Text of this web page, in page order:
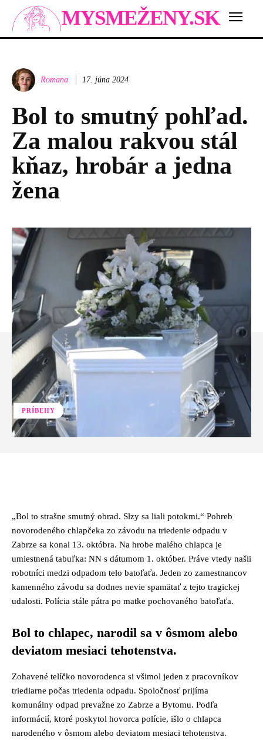
MYSMEŽENY.SK
Romana 17. júna 2024
Bol to smutný pohľad.
Za malou rakvou stál
kňaz, hrobár a jedna
žena
PRÍBEHY
„Bol to strašne smutný obrad. Slzy sa liali potokmi.“ Pohreb
novorodeného chlapčeka zo závodu na triedenie odpadu v
Zabrze sa konal 13. októbra. Na hrobe malého chlapca je
umiestnená tabuľka: NN s dátumom 1. október. Práve vtedy našli
robotníci medzi odpadom telo batoľaťa. Jeden zo zamestnancov
kamenného závodu sa dodnes nevie spamätať z tejto tragickej
udalosti. Polícia stále pátra po matke pochovaného batoľaťa.
Bol to chlapec, narodil sa v ôsmom alebo
deviatom mesiaci tehotenstva.
Zohavené telíčko novorodenca si všimol jeden z pracovníkov
triediarne počas triedenia odpadu. Spoločnosť prijíma
komunálny odpad prevažne zo Zabrze a Bytomu. Podľa
informácií, ktoré poskytol hovorca polície, išlo o chlapca
narodeného v ôsmom alebo deviatom mesiaci tehotenstva.